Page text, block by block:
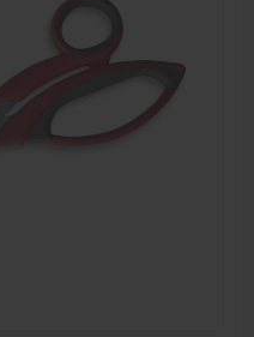
niet-invasieve